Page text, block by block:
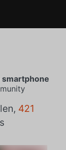
smartphone
421